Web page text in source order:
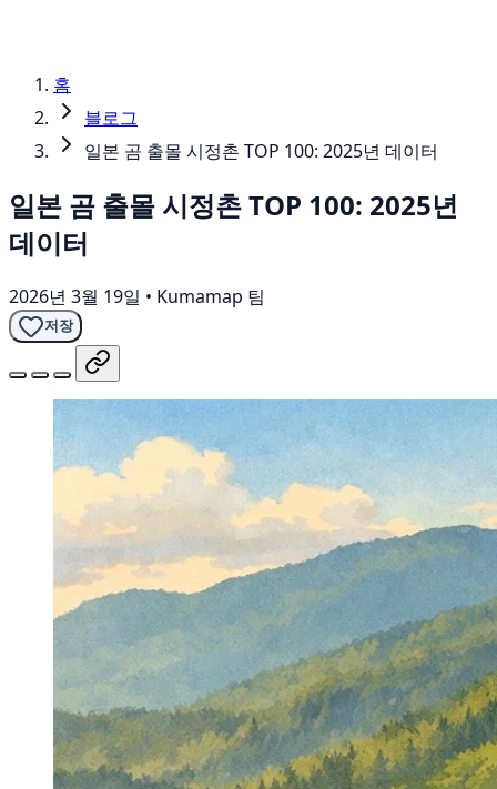
홈
블로그
일본 곰 출몰 시정촌 TOP 100: 2025년 데이터
일본 곰 출몰 시정촌 TOP 100: 2025년
데이터
2026년 3월 19일 • Kumamap 팀
저장